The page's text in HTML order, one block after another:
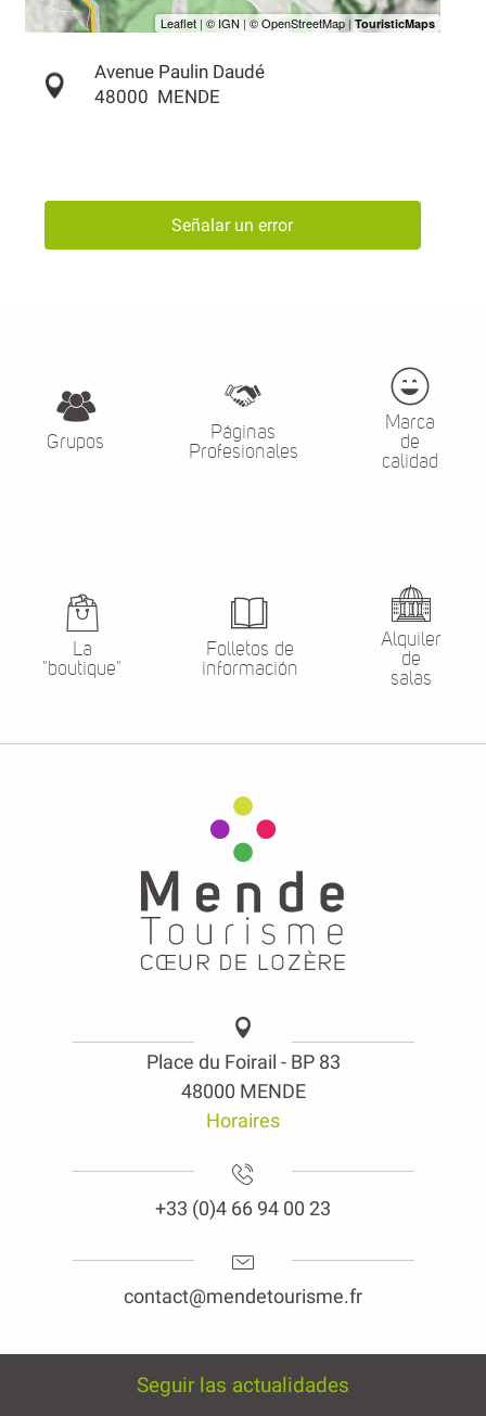
Avenue Paulin Daudé
48000 MENDE
Señalar un error
Grupos
Páginas
Profesionales
Marca
de
calidad
La
"boutique"
Folletos de
información
Alquiler
de
salas
Place du Foirail - BP 83
48000 MENDE
Horaires
+33 (0)4 66 94 00 23
contact@mendetourisme.fr
Seguir las actualidades